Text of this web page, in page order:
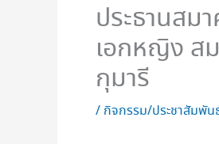
ประธานสม
เอกหญิง ส
กุมารี
/ กิจกรรม/ประชาสัมพัน